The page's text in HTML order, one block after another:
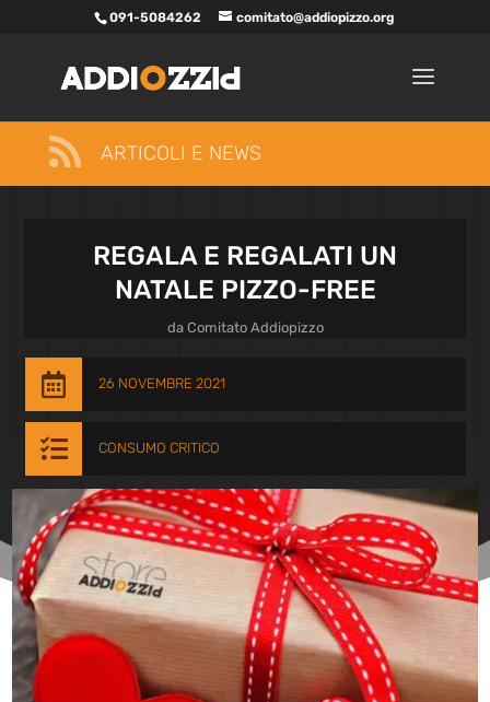
091-5084262 comitato@addiopizzo.org
 ARTICOLI E NEWS
REGALA E REGALATI UN
NATALE PIZZO-FREE
da Comitato Addiopizzo
 26 NOVEMBRE 2021
 CONSUMO CRITICO